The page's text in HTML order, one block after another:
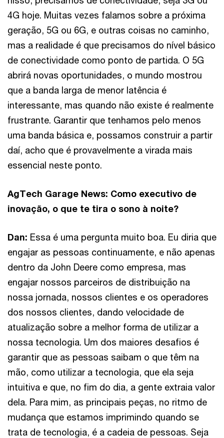
4G hoje. Muitas vezes falamos sobre a próxima
geração, 5G ou 6G, e outras coisas no caminho,
mas a realidade é que precisamos do nível básico
de conectividade como ponto de partida. O 5G
abrirá novas oportunidades, o mundo mostrou
que a banda larga de menor latência é
interessante, mas quando não existe é realmente
frustrante. Garantir que tenhamos pelo menos
uma banda básica e, possamos construir a partir
daí, acho que é provavelmente a virada mais
essencial neste ponto.
AgTech Garage News: Como executivo de
inovação, o que te tira o sono à noite?
Dan: Essa é uma pergunta muito boa. Eu diria que
engajar as pessoas continuamente, e não apenas
dentro da John Deere como empresa, mas
engajar nossos parceiros de distribuição na
nossa jornada, nossos clientes e os operadores
dos nossos clientes, dando velocidade de
atualização sobre a melhor forma de utilizar a
nossa tecnologia. Um dos maiores desafios é
garantir que as pessoas saibam o que têm na
mão, como utilizar a tecnologia, que ela seja
intuitiva e que, no fim do dia, a gente extraia valor
dela. Para mim, as principais peças, no ritmo de
mudança que estamos imprimindo quando se
trata de tecnologia, é a cadeia de pessoas. Seja